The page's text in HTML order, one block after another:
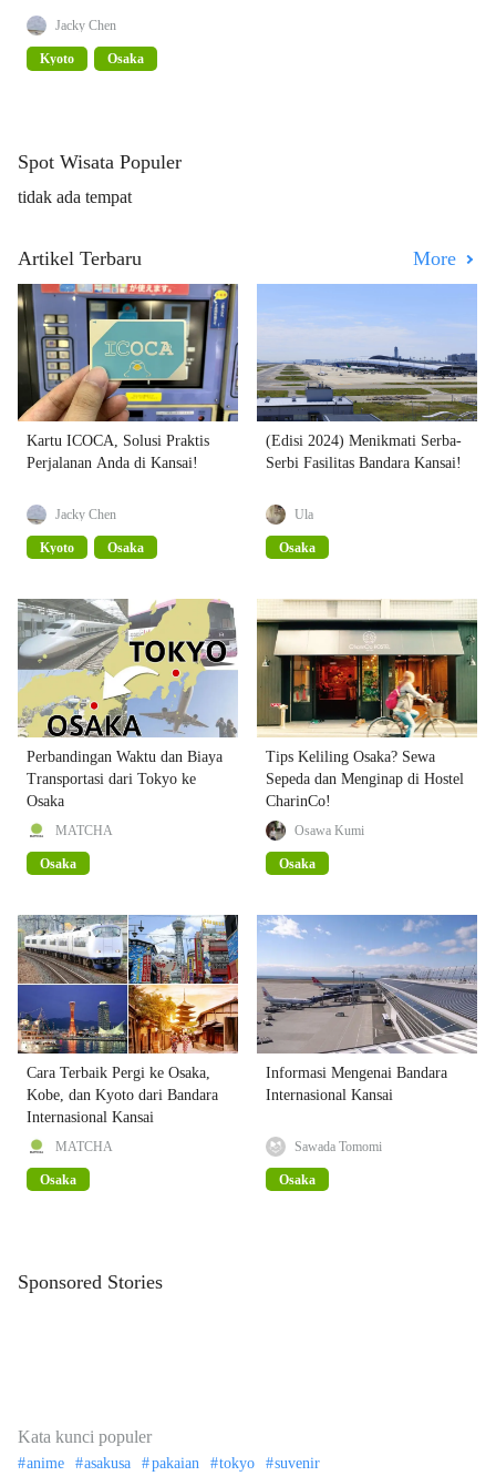
Jacky Chen
Kyoto Osaka
Spot Wisata Populer
tidak ada tempat
Artikel Terbaru More
Kartu ICOCA, Solusi Praktis
Perjalanan Anda di Kansai!
Jacky Chen
Kyoto Osaka
(Edisi 2024) Menikmati Serba-
Serbi Fasilitas Bandara Kansai!
Ula
Osaka
Perbandingan Waktu dan Biaya
Transportasi dari Tokyo ke
Osaka
MATCHA
Osaka
Tips Keliling Osaka? Sewa
Sepeda dan Menginap di Hostel
CharinCo!
Osawa Kumi
Osaka
Cara Terbaik Pergi ke Osaka,
Kobe, dan Kyoto dari Bandara
Internasional Kansai
MATCHA
Osaka
Informasi Mengenai Bandara
Internasional Kansai
Sawada Tomomi
Osaka
Sponsored Stories
Kata kunci populer
anime asakusa pakaian tokyo suvenir